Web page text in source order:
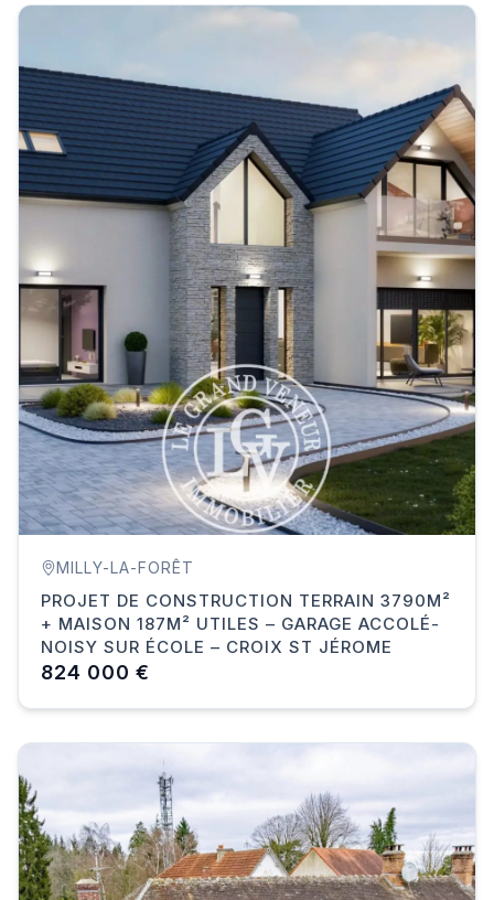
MILLY-LA-FORÊT
PROJET DE CONSTRUCTION TERRAIN 3790M²
+ MAISON 187M² UTILES – GARAGE ACCOLÉ-
NOISY SUR ÉCOLE – CROIX ST JÉROME
824 000 €